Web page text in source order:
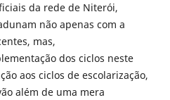
da rede de Niterói,
não apenas com a
mas,
dos ciclos neste
aos ciclos de escolarização,
além de uma mera